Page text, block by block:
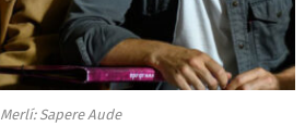
Merlí: Sapere Aude